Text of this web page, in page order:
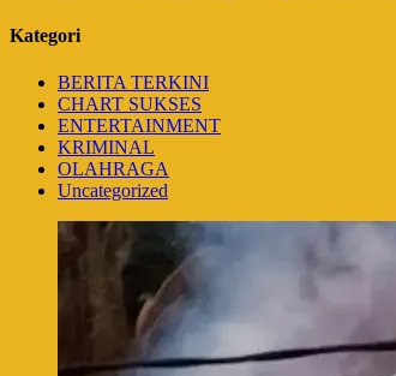
Kategori
BERITA TERKINI
CHART SUKSES
ENTERTAINMENT
KRIMINAL
OLAHRAGA
Uncategorized